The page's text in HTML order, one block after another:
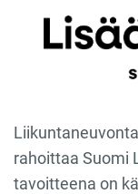
rahoittaa Suomi
tavoitteena on